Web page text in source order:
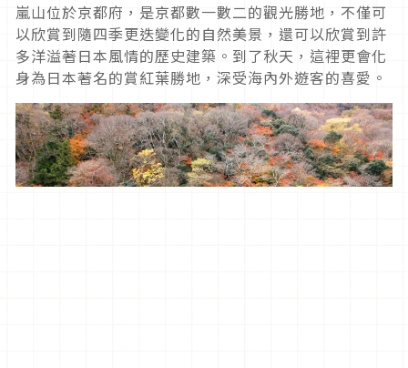
嵐山位於京都府，是京都數一數二的觀光勝地，不僅可
以欣賞到隨四季更迭變化的自然美景，還可以欣賞到許
多洋溢著日本風情的歷史建築。到了秋天，這裡更會化
身為日本著名的賞紅葉勝地，深受海內外遊客的喜愛。